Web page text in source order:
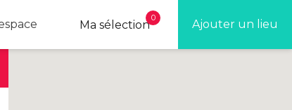
Ajouter un lieu
Ma sélection
0